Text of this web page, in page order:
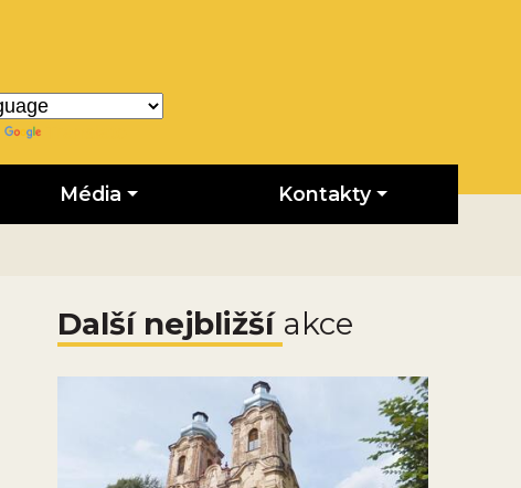
Média Kontakty
Další nejbližší akce